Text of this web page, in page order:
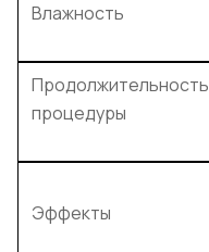
Влажность
Продолжительность
процедуры
Эффекты